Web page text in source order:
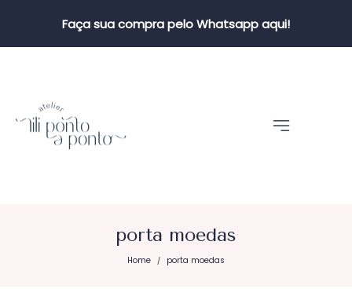
Faça sua compra pelo Whatsapp aqui!
porta moedas
Home / porta moedas